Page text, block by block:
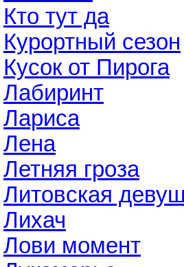
Кто тут да
Курортный сезон
Кусок от Пирога
Лабиринт
Лариса
Лена
Летняя гроза
Литовская
Лихач
Лови момент